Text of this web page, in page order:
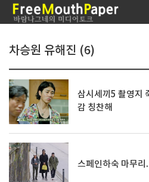
차승원 유해진 (6)
삼시세끼5 촬영지
감 칭찬해
스페인하숙 마무리